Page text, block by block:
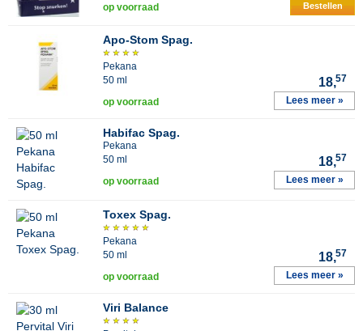
op voorraad Bestellen
Apo-Stom Spag.
Pekana
50 ml
18,57
op voorraad Lees meer »
Habifac Spag.
Pekana
50 ml
18,57
op voorraad Lees meer »
Toxex Spag.
Pekana
50 ml
18,57
op voorraad Lees meer »
Viri Balance